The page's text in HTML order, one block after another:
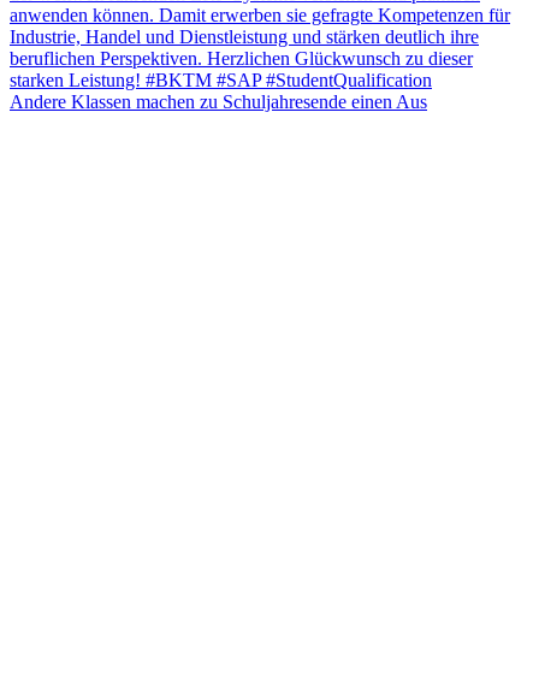
Andere Klassen machen zu Schuljahresende einen Aus